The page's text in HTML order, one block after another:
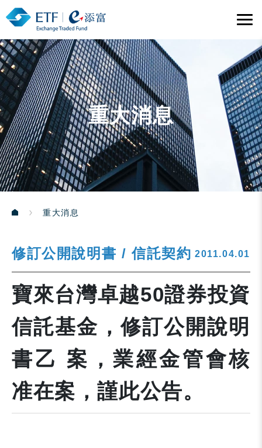
重大消息
重大消息
修訂公開說明書 / 信託契約 2011.04.01
寶來台灣卓越50證券投資
信託基金，修訂公開說明
書乙 案，業經金管會核
准在案，謹此公告。